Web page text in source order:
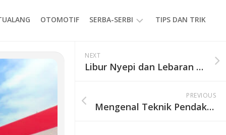
OTOMOTIF SERBA-SERBI
EVENT
GAYA
TIPS DAN TRIK
NEXT
Libur Nyepi dan Lebaran 2026, Kunjungan ke TNGGP Tembus 8.549 Orang, Jalur Situgunung dan Cibodas Terbanyak
PREVIOUS
Mengenal Teknik Pendakian Gunung: Himalayan dan Alpine, Lengkap dengan Istilah yang Perlu Diketahui Pendaki